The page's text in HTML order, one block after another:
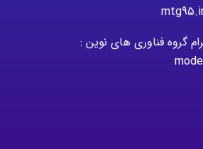
گروه فناوری های نوین :